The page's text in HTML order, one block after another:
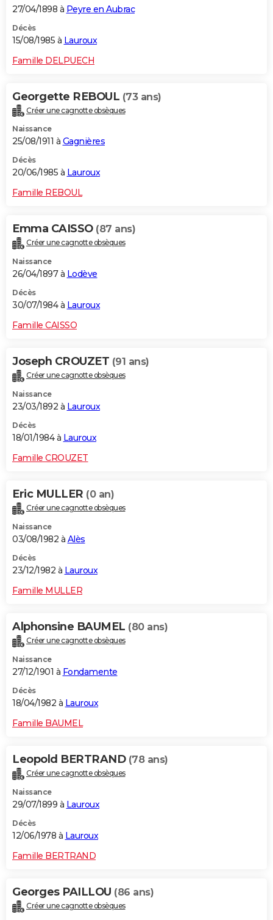
27/04/1898 à Peyre en Aubrac
Décès
15/08/1985 à Lauroux
Famille DELPUECH
Georgette REBOUL (73 ans)
Créer une cagnotte obsèques
Naissance
25/08/1911 à Gagnières
Décès
20/06/1985 à Lauroux
Famille REBOUL
Emma CAISSO (87 ans)
Créer une cagnotte obsèques
Naissance
26/04/1897 à Lodève
Décès
30/07/1984 à Lauroux
Famille CAISSO
Joseph CROUZET (91 ans)
Créer une cagnotte obsèques
Naissance
23/03/1892 à Lauroux
Décès
18/01/1984 à Lauroux
Famille CROUZET
Eric MULLER (0 an)
Créer une cagnotte obsèques
Naissance
03/08/1982 à Alès
Décès
23/12/1982 à Lauroux
Famille MULLER
Alphonsine BAUMEL (80 ans)
Créer une cagnotte obsèques
Naissance
27/12/1901 à Fondamente
Décès
18/04/1982 à Lauroux
Famille BAUMEL
Leopold BERTRAND (78 ans)
Créer une cagnotte obsèques
Naissance
29/07/1899 à Lauroux
Décès
12/06/1978 à Lauroux
Famille BERTRAND
Georges PAILLOU (86 ans)
Créer une cagnotte obsèques